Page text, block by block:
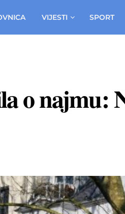
VIJESTI SPORT
o najmu: